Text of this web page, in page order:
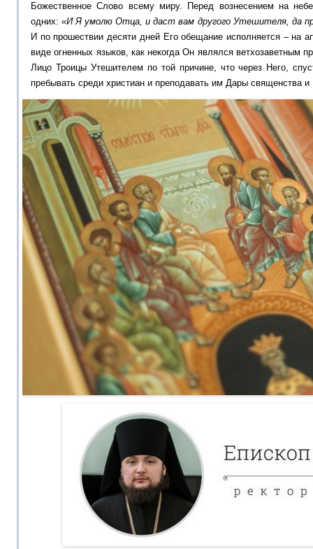
Божественное Слово всему миру. Перед вознесением на
одних:«И Я умолю Отца, и даст вам другого Утешителя, да
И по прошествии десяти дней Его обещание исполняется – на
виде огненных языков, как некогда Он являлся ветхозаветным
Лицо Троицы Утешителем по той причине, что через Него,
пребывать среди христиан и преподавать им Дары священства и